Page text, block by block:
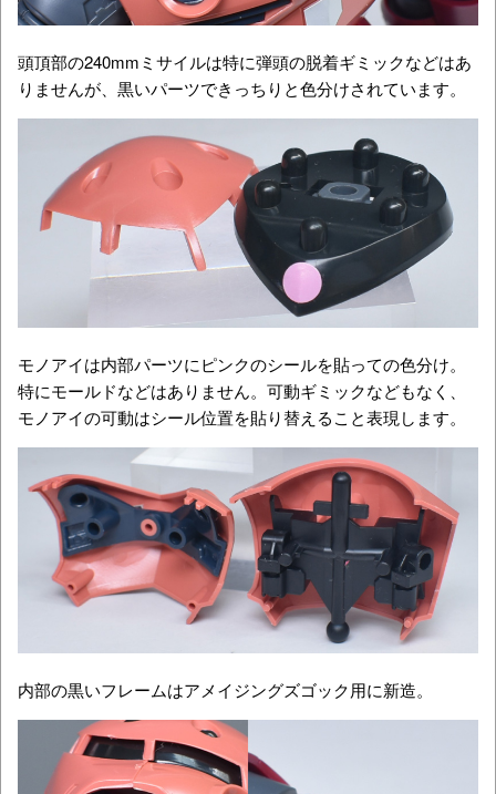
頭頂部の240mmミサイルは特に弾頭の脱着ギミックなどはあ
りませんが、黒いパーツできっちりと色分けされています。
モノアイは内部パーツにピンクのシールを貼っての色分け。
特にモールドなどはありません。可動ギミックなどもなく、
モノアイの可動はシール位置を貼り替えること表現します。
内部の黒いフレームはアメイジングズゴック用に新造。